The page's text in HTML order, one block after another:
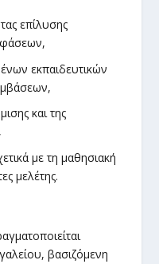
επίλυσης
εκπαιδευτικών
και της
με τη μαθησιακή
μελέτης.
βασιζόμενη